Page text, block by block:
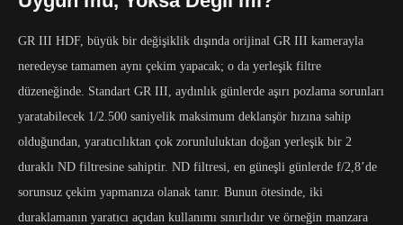
GR III HDF, büyük bir değişiklik dışında orijinal GR III kamerayla
neredeyse tamamen aynı çekim yapacak; o da yerleşik filtre
düzeneğinde. Standart GR III, aydınlık günlerde aşırı pozlama sorunları
yaratabilecek 1/2.500 saniyelik maksimum deklanşör hızına sahip
olduğundan, yaratıcılıktan çok zorunluluktan doğan yerleşik bir 2
duraklı ND filtresine sahiptir. ND filtresi, en güneşli günlerde f/2,8’de
sorunsuz çekim yapmanıza olanak tanır. Bunun ötesinde, iki
duraklamanın yaratıcı açıdan kullanımı sınırlıdır ve örneğin manzara